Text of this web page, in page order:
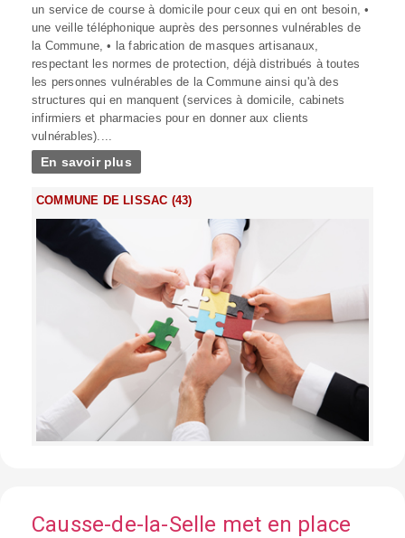
un service de course à domicile pour ceux qui en ont besoin, •
une veille téléphonique auprès des personnes vulnérables de
la Commune, • la fabrication de masques artisanaux,
respectant les normes de protection, déjà distribués à toutes
les personnes vulnérables de la Commune ainsi qu'à des
structures qui en manquent (services à domicile, cabinets
infirmiers et pharmacies pour en donner aux clients
vulnérables)....
En savoir plus
COMMUNE DE LISSAC (43)
Causse-de-la-Selle met en place